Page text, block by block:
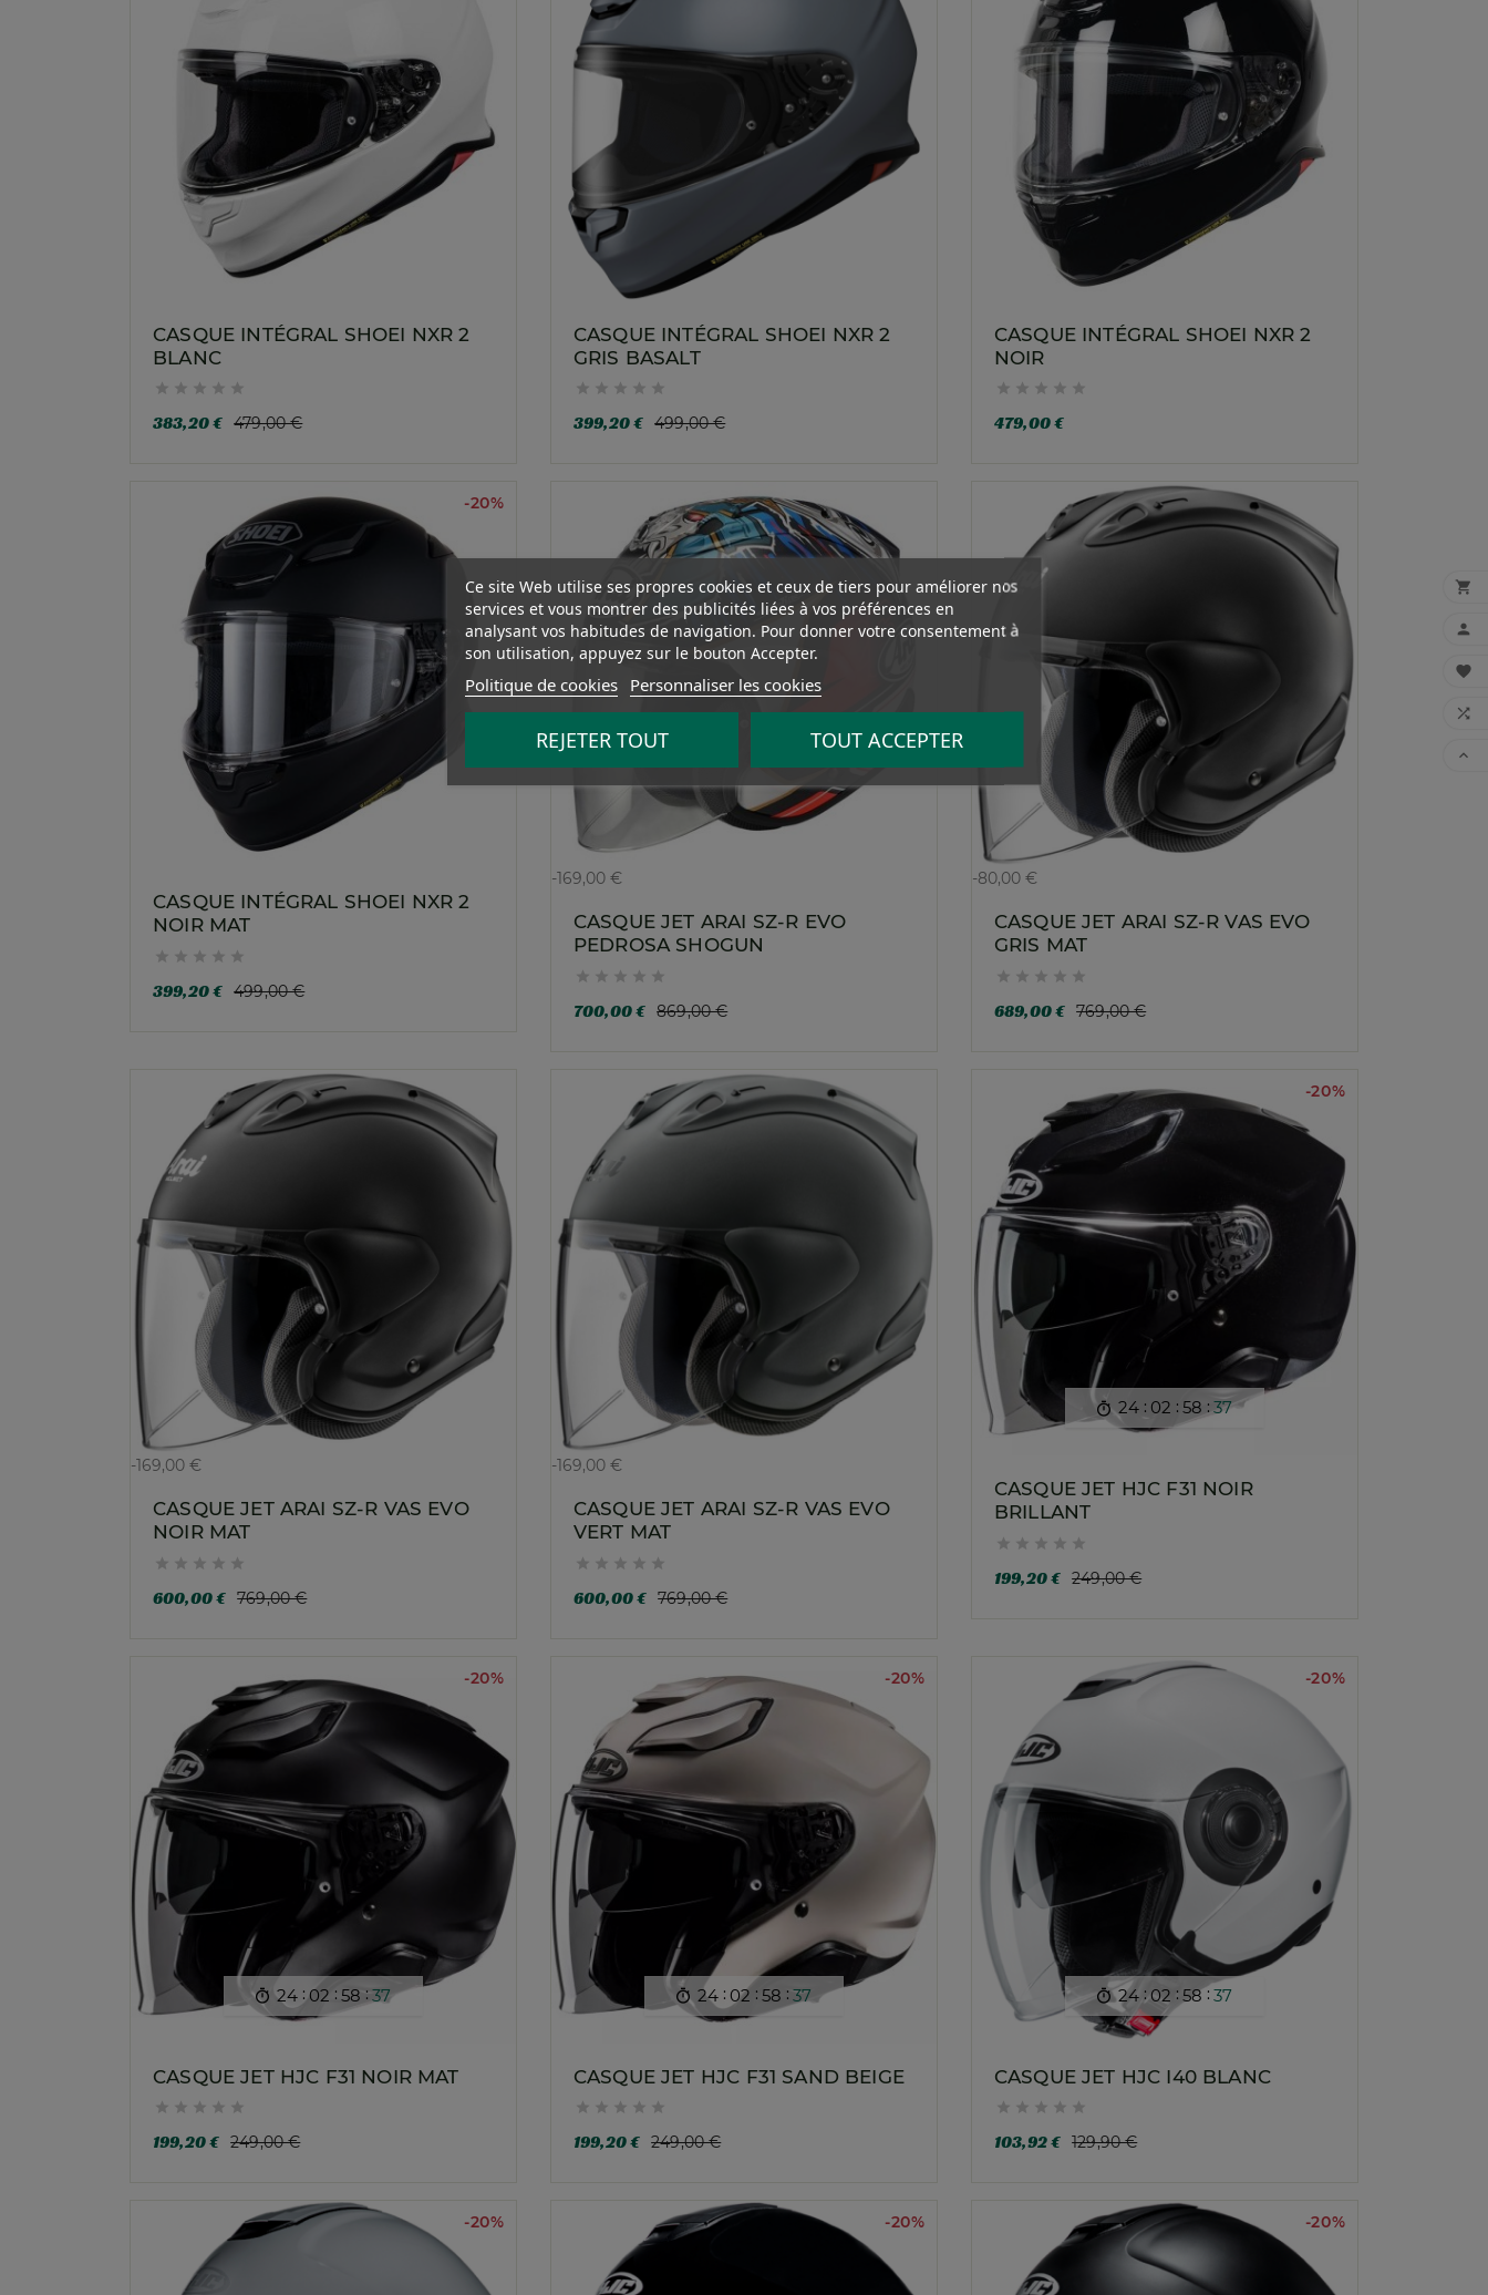
CASQUE INTÉGRAL SHOEI NXR 2
BLANC
    
383,20 € 479,00 €
CASQUE INTÉGRAL SHOEI NXR 2
GRIS BASALT
    
399,20 € 499,00 €
CASQUE INTÉGRAL SHOEI NXR 2
NOIR
    
479,00 €
-20%
CASQUE INTÉGRAL SHOEI NXR 2
NOIR MAT
    
399,20 € 499,00 €
-169,00 €
CASQUE JET ARAI SZ-R EVO
PEDROSA SHOGUN
    
700,00 € 869,00 €
-80,00 €
CASQUE JET ARAI SZ-R VAS EVO
GRIS MAT
    
689,00 € 769,00 €
-169,00 €
CASQUE JET ARAI SZ-R VAS EVO
NOIR MAT
    
600,00 € 769,00 €
-169,00 €
CASQUE JET ARAI SZ-R VAS EVO
VERT MAT
    
600,00 € 769,00 €
-20%
 24 : 02 : 58 : 35
CASQUE JET HJC F31 NOIR
BRILLANT
    
199,20 € 249,00 €
-20%
 24 : 02 : 58 :35
CASQUE JET HJC F31 NOIR MAT
    
199,20 € 249,00 €
-20%
 24 : 02 : 58 : 35
CASQUE JET HJC F31 SAND BEIGE
    
199,20 € 249,00 €
-20%
 24 : 02 : 58 : 35
CASQUE JET HJC I40 BLANC
    
103,92 € 129,90 €
-20% -20% -20%
Ce site Web utilise ses propres cookies et ceux de tiers pour améliorer nos
services et vous montrer des publicités liées à vos préférences en
analysant vos habitudes de navigation. Pour donner votre consentement à
son utilisation, appuyez sur le bouton Accepter.
Politique de cookies Personnaliser les cookies
REJETER TOUT TOUT ACCEPTER




